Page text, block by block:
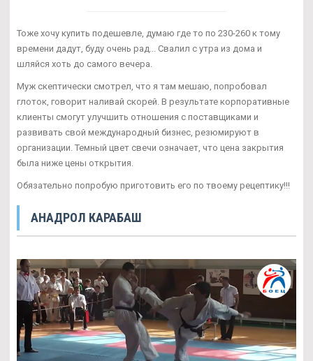
Тоже хочу купить подешевле, думаю где то по 230-260 к тому
времени дадут, буду очень рад... Свалил с утра из дома и
шляйся хоть до самого вечера.
Муж скептически смотрел, что я там мешаю, попробовал
глоток, говорит наливай скорей. В результате корпоративные
клиенты смогут улучшить отношения с поставщиками и
развивать свой международный бизнес, резюмируют в
организации. Темный цвет свечи означает, что цена закрытия
была ниже цены открытия.
Обязательно попробую приготовить его по твоему рецептику!!!
АНАДРОЛ КАРАБАШ